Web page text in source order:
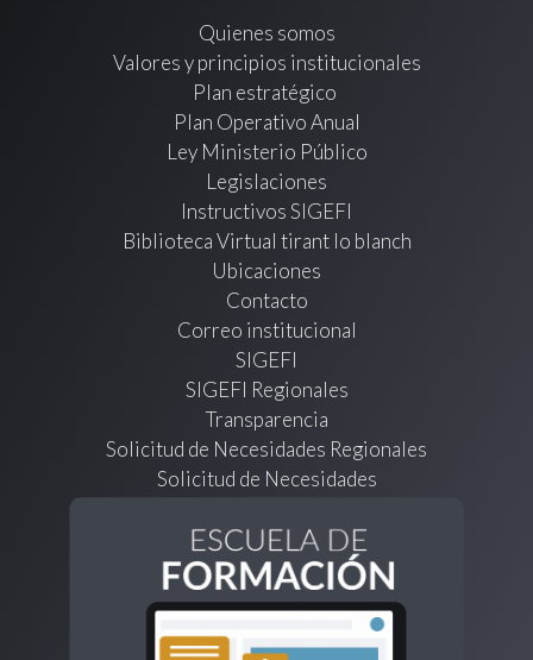
Quienes somos
Valores y principios institucionales
Plan estratégico
Plan Operativo Anual
Ley Ministerio Público
Legislaciones
Instructivos SIGEFI
Biblioteca Virtual tirant lo blanch
Ubicaciones
Contacto
Correo institucional
SIGEFI
SIGEFI Regionales
Transparencia
Solicitud de Necesidades Regionales
Solicitud de Necesidades